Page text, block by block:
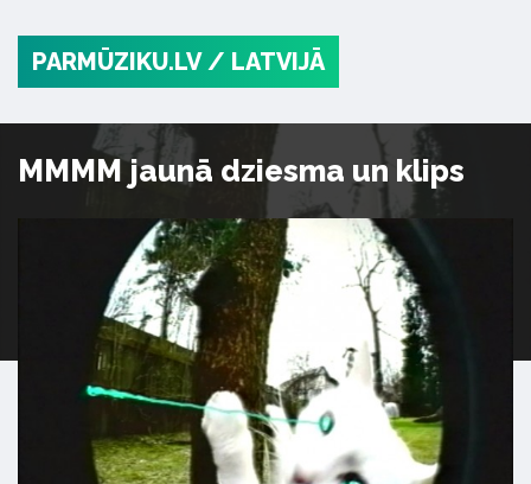
PARMŪZIKU.LV / LATVIJĀ
MMMM jaunā dziesma un klips